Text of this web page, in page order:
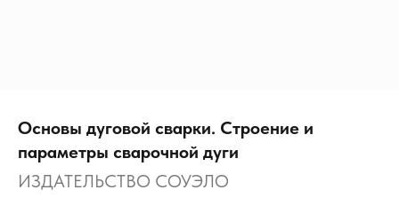
Основы дуговой сварки. Строение и
параметры сварочной дуги
ИЗДАТЕЛЬСТВО СОУЭЛО